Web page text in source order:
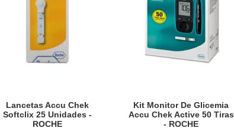
Lancetas Accu Chek
Softclix 25 Unidades -
ROCHE
Kit Monitor De Glicemia
Accu Chek Active 50 Tiras
- ROCHE